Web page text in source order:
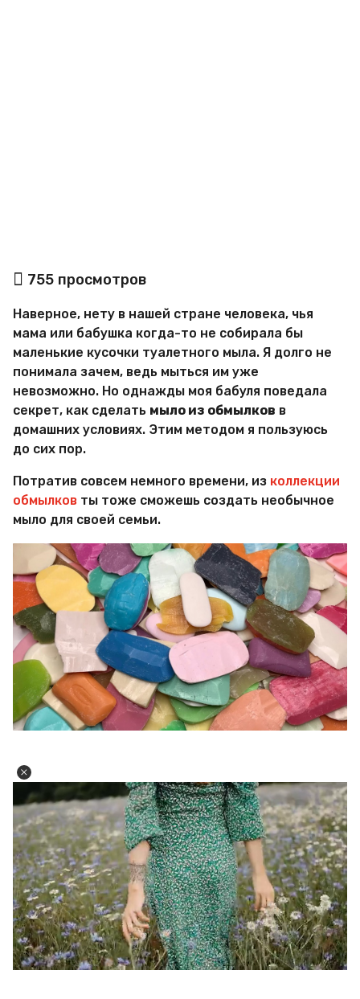
а
в
о
р
М
и
р
Х
и
т
р
о
т
е
й
755 просмотров
Наверное, нету в нашей стране человека, чья
мама или бабушка когда-то не собирала бы
маленькие кусочки туалетного мыла. Я долго не
понимала зачем, ведь мыться им уже
невозможно. Но однажды моя бабуля поведала
секрет, как сделать мыло из обмылков в
домашних условиях. Этим методом я пользуюсь
до сих пор.
Потратив совсем немного времени, из коллекции
обмылков ты тоже сможешь создать необычное
мыло для своей семьи.